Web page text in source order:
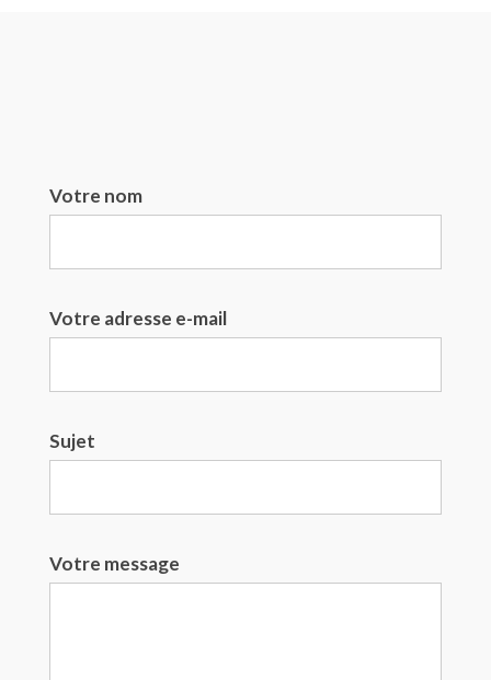
Votre nom
Votre adresse e-mail
Sujet
Votre message